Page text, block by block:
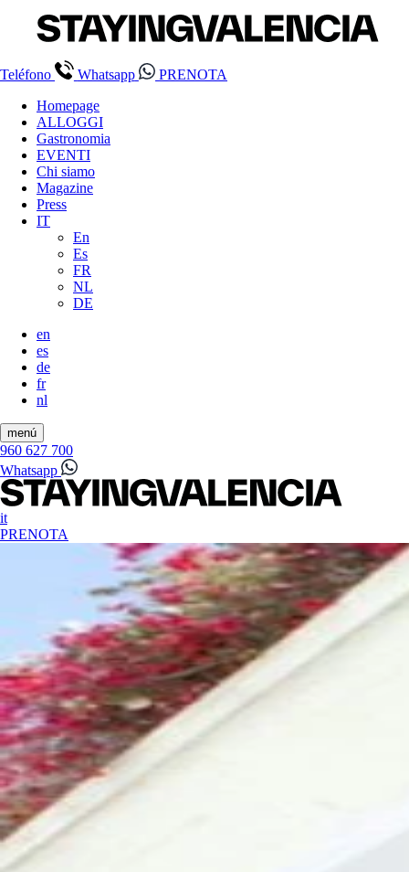
Teléfono Whatsapp
PRENOTA
Homepage
ALLOGGI
Gastronomia
EVENTI
Chi siamo
Magazine
Press
IT
En
Es
FR
NL
DE
en
es
de
fr
nl
menú
960 627 700
Whatsapp
it
PRENOTA